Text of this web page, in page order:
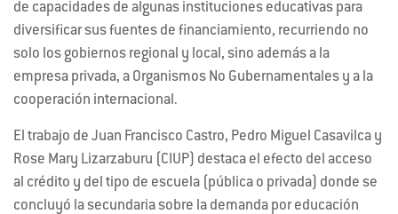
de capacidades de algunas instituciones educativas para
diversificar sus fuentes de financiamiento, recurriendo no
solo los gobiernos regional y local, sino además a la
empresa privada, a Organismos No Gubernamentales y a la
cooperación internacional.
El trabajo de Juan Francisco Castro, Pedro Miguel Casavilca y
Rose Mary Lizarzaburu ( CIUP ) destaca el efecto del acceso
al crédito y del tipo de escuela (pública o privada) donde se
concluyó la secundaria sobre la demanda por educación